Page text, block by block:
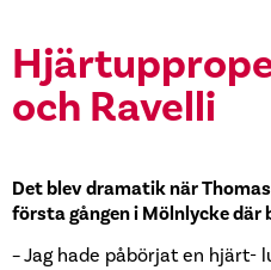
och Ravelli
Det blev dramatik när
första gången i Mölnlycke
– Jag hade påbörjat en hjärt-